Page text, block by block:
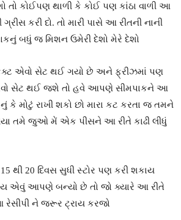
કોઈપણ થાળી કે કોઈ પણ કાંઠા વાળી આ
કરી દો. તો મારી પાસે આ રીતની નાની
બધું જ મિશન ઉમેરી દેશો મેરે દેશો
એવો સેટ થઈ ગયો છે અને ફ્રીઝમાં પણ
એવો સેટ થઈ જશે તો હવે આપણે સીમપાકને આ
કે મોટું રાખી શકો છો મારા કટ કરતા જ તમને
તમે જુઓ મેં એક પીસને આ રીતે કાઢી લીધું
20 દિવસ સુધી સ્ટોર પણ કરી શકાય
એવું આપણે બન્યો છે તો જો ક્યારે આ રીતે
રેસીપી ને જરૂર ટ્રાય કરજો